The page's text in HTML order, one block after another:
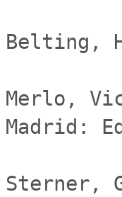
Belting,
Merlo,
Madrid:
Sterner,